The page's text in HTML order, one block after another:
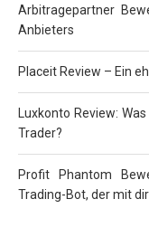
Arbitragepartner
Anbieters
Placeit Review – Ein
Luxkonto Review:
Trader?
Profit Phantom
Trading-Bot, der mit